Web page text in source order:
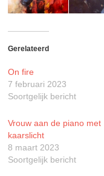
Gerelateerd
On fire
7 februari 2023
Soortgelijk bericht
Vrouw aan de piano met
kaarslicht
8 maart 2023
Soortgelijk bericht